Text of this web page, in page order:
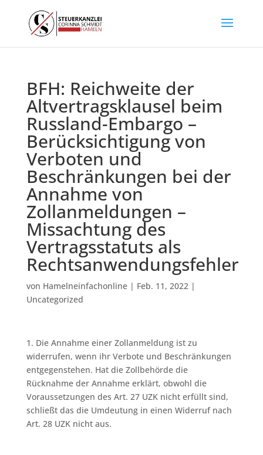
BFH: Reichweite der
Altvertragsklausel beim
Russland-Embargo –
Berücksichtigung von
Verboten und
Beschränkungen bei der
Annahme von
Zollanmeldungen –
Missachtung des
Vertragsstatuts als
Rechtsanwendungsfehler
von Hamelneinfachonline| Feb. 11, 2022|
Uncategorized
1. Die Annahme einer Zollanmeldung ist zu
widerrufen, wenn ihr Verbote und Beschränkungen
entgegenstehen. Hat die Zollbehörde die
Rücknahme der Annahme erklärt, obwohl die
Voraussetzungen des Art. 27 UZK nicht erfüllt sind,
schließt das die Umdeutung in einen Widerruf nach
Art. 28 UZK nicht aus.